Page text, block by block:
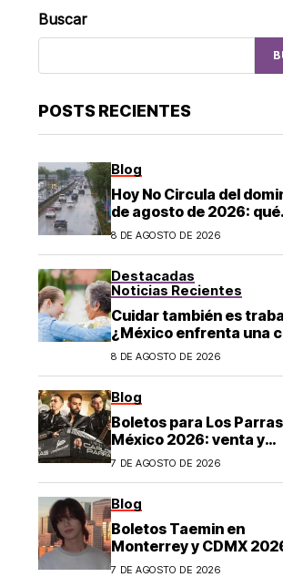
Buscar
POSTS RECIENTES
Blog
Hoy No Circula del
de agosto de 2026: qué
autos descansan y no
los horarios oficiales
8 DE AGOSTO DE 2026
Destacadas
Noticias Recientes
Cuidar también es
¿México enfrenta una
de cuidados?
8 DE AGOSTO DE 2026
Blog
Boletos para Los
México 2026: venta y
precios
7 DE AGOSTO DE 2026
Blog
Boletos Taemin en
Monterrey y CDMX
¿dónde comprar?
7 DE AGOSTO DE 2026